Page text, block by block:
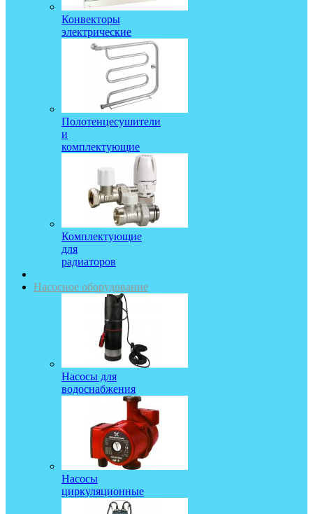
Конвекторы
электрические
Полотенцесушители
и
комплектующие
Комплектующие
для
радиаторов
Насосное оборудование
Насосы для
водоснабжения
Насосы
циркуляционные